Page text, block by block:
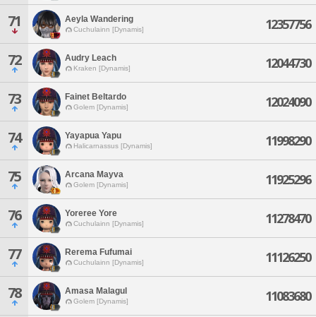
71 Aeyla Wandering
Cuchulainn [Dynamis] 12357756
72 Audry Leach
Kraken [Dynamis] 12044730
73 Fainet Beltardo
Golem [Dynamis] 12024090
74 Yayapua Yapu
Halicarnassus [Dynamis] 11998290
75 Arcana Mayva
Golem [Dynamis] 11925296
76 Yoreree Yore
Cuchulainn [Dynamis] 11278470
77 Rerema Fufumai
Cuchulainn [Dynamis] 11126250
78 Amasa Malagul
Golem [Dynamis] 11083680